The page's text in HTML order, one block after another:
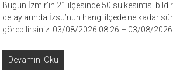
Bugün İzmir’in 21 ilçesinde 50 su kesintisi
detaylarında İzsu’nun hangi ilçede ne kadar
görebilirsiniz. 03/08/2026 08:26 – 03/08/2026
Devamını Oku